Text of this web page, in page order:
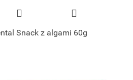
Snack z algami 60g